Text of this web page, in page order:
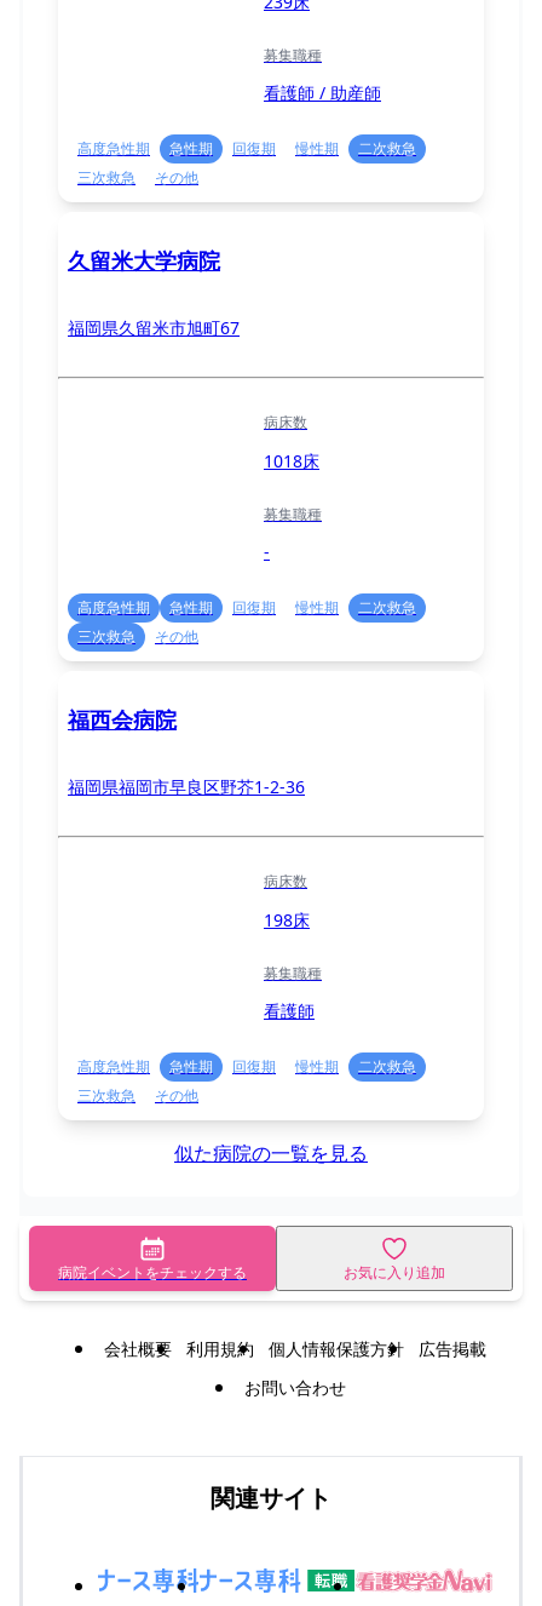
募集職種
看護師 / 助産師
高度急性期 急性期 回復期 慢性期
二次救急
三次救急
その他
久留米大学病院
福岡県久留米市旭町67
病床数
1018床
募集職種
-
高度急性期 急性期 回復期 慢性期
二次救急
三次救急
その他
福西会病院
福岡県福岡市早良区野芥1-2-36
病床数
198床
募集職種
看護師
高度急性期 急性期 回復期 慢性期
二次救急
三次救急
その他
似た病院の一覧を見る
病院イベントをチェックする お気に入り追加
会社概要 利用規約 個人情報保護方針
広告掲載
お問い合わせ
関連サイト